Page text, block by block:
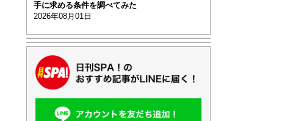
手に求める条件を調べてみた
2026年08月01日